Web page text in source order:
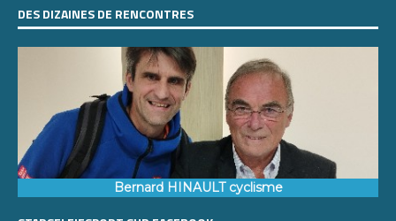
DES DIZAINES DE RENCONTRES
Bernard HINAULT cyclisme